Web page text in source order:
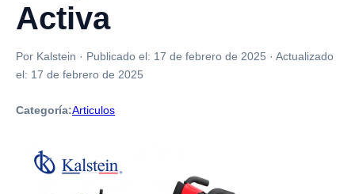
Activa
Por Kalstein · Publicado el: 17 de febrero de 2025 · Actualizado
el: 17 de febrero de 2025
Categoría:Articulos